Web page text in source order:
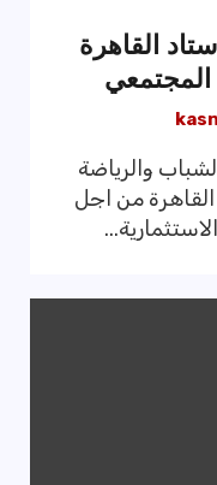
القاهرة
المجتمعي
والرياضة
من اجل